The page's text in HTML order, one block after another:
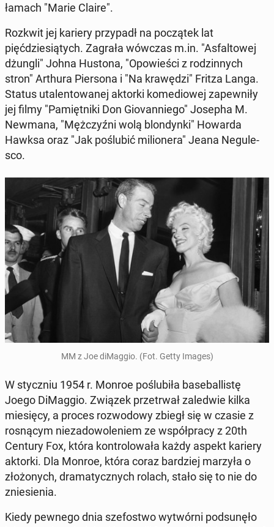
łamach "Marie Claire".
Rozkwit jej kariery przy­padł na początek lat
pięćdziesią­tych. Zagrała wówczas m.in. "As­fal­towej
dżungli" Johna Hustona, "Opowieś­ci z rodzin­nych
stron" Arthura Pier­sona i "Na krawędzi" Fritza Langa.
Status utal­en­towanej aktorki kome­diowej za­pewniły
jej filmy "Pamięt­ni­ki Don Gio­van­niego" Josepha M.
Newmana, "Mężczyźni wolą blon­dyn­ki" Howarda
Hawksa oraz "Jak poślu­bić mil­ion­era" Jeana Neg­ule­
sco.
MM z Joe diMag­gio. (Fot. Getty Images)
W sty­czniu 1954 r. Monroe poślu­biła base­bal­listę
Joego DiMag­gio. Związek przetr­wał za­led­wie kilka
miesię­cy, a proces roz­wodowy zbiegł się w czasie z
ros­ną­cym niezad­owole­niem ze współpra­cy z 20th
Century Fox, która kon­trolowała każdy aspekt kariery
aktorki. Dla Monroe, która coraz bardziej marzyła o
złożonych, dra­maty­cznych rolach, stało się to nie do
zniesienia.
Kiedy pewnego dnia sze­fos­t­wo wytwórni pod­sunęło